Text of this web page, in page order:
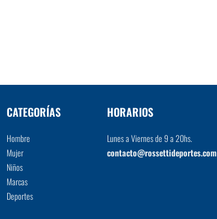
CATEGORÍAS
Hombre
Mujer
Niños
Marcas
Deportes
HORARIOS
Lunes a Viernes de 9 a 20hs.
contacto@rossettideportes.com